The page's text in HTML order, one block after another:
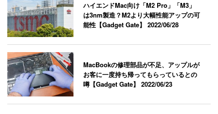
ハイエンドMac向け「M2 Pro」「M3」
は3nm製造？M2より大幅性能アップの可
能性【Gadget Gate】2022/06/28
MacBookの修理部品が不足、アップルが
お客に一度持ち帰ってもらっているとの
噂【Gadget Gate】2022/06/23